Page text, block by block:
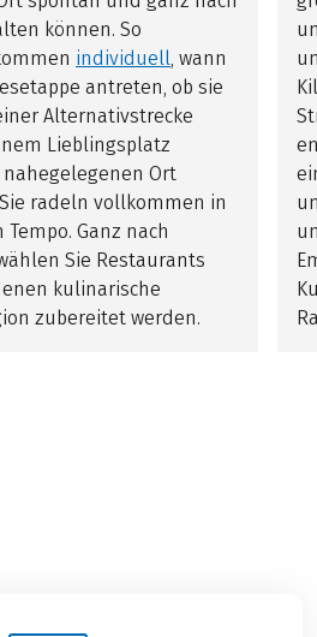
können. So
individuell, wann
antreten, ob sie
Alternativstrecke
Lieblingsplatz
Ort
radeln vollkommen in
Ganz nach
Sie Restaurants
kulinarische
zubereitet werden.